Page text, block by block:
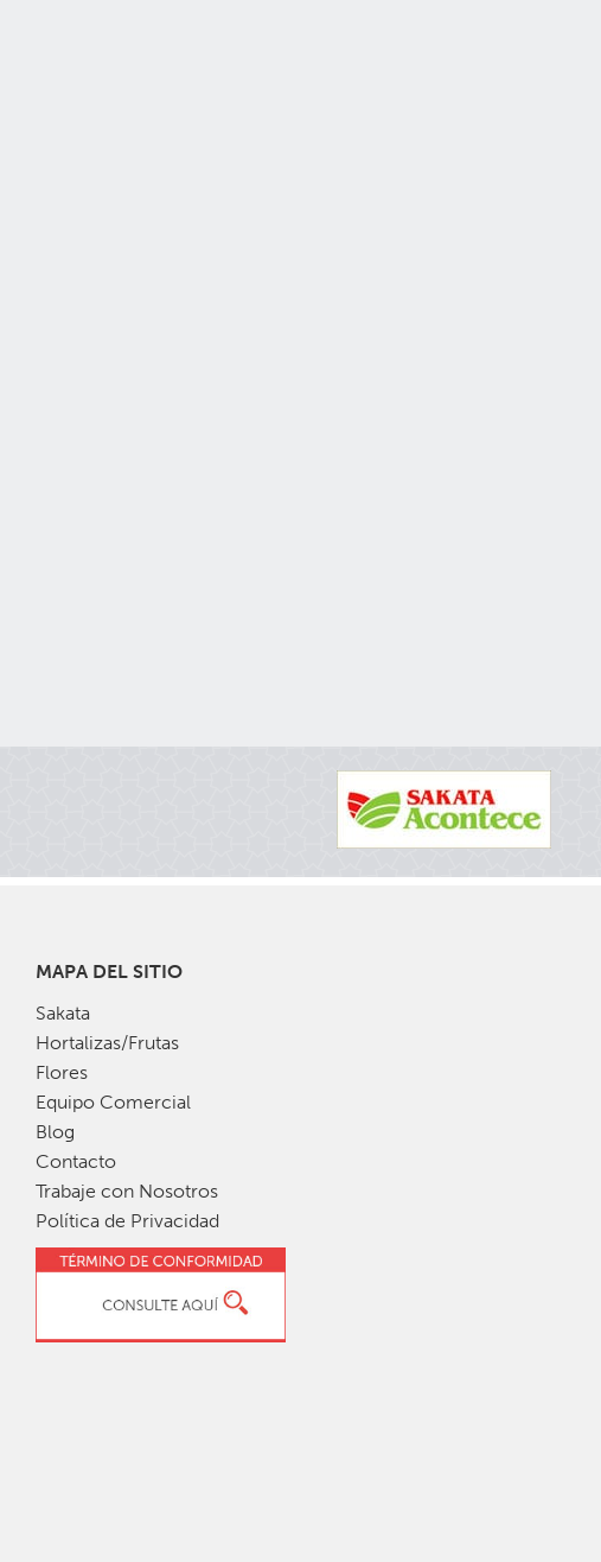
MAPA DEL SITIO
Sakata
Hortalizas/Frutas
Flores
Equipo Comercial
Blog
Contacto
Trabaje con Nosotros
Política de Privacidad